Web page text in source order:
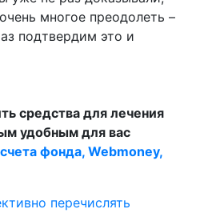
многое преодолеть –
подтвердим это и
средства для лечения
удобным для вас
фонда, Webmoney,
перечислять